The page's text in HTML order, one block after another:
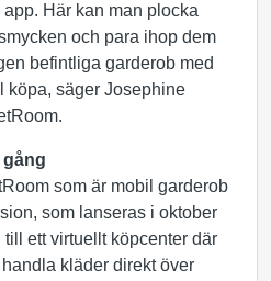
Här kan man plocka
och para ihop dem
befintliga garderob med
köpa, säger Josephine
som är mobil garderob
som lanseras i oktober
ett virtuellt köpcenter där
kläder direkt över